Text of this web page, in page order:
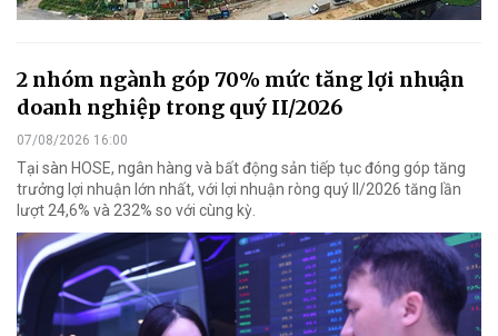
2 nhóm ngành góp 70% mức tăng lợi nhuận
doanh nghiệp trong quý II/2026
07/08/2026 16:00
Tại sàn HOSE, ngân hàng và bất động sản tiếp tục đóng góp tăng
trưởng lợi nhuận lớn nhất, với lợi nhuận ròng quý II/2026 tăng lần
lượt 24,6% và 232% so với cùng kỳ.